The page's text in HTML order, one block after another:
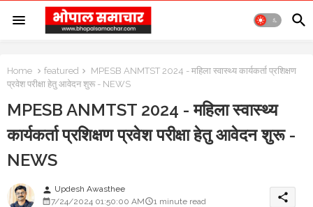
Home featured
MPESB ANMTST 2024 - महिला स्वास्थ्य कार्यकर्ता प्रशिक्षण
प्रवेश परीक्षा हेतु आवेदन शुरू - NEWS
MPESB ANMTST 2024 - महिला स्वास्थ्य
कार्यकर्ता प्रशिक्षण प्रवेश परीक्षा हेतु आवेदन शुरू -
NEWS
person Updesh Awasthee
7/24/2024 01:50:00 AM
1 minute read share